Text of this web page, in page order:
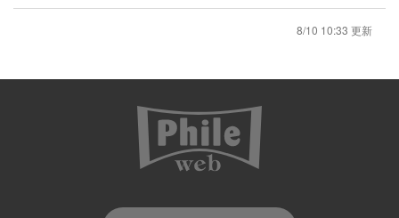
8/10 10:33 更新